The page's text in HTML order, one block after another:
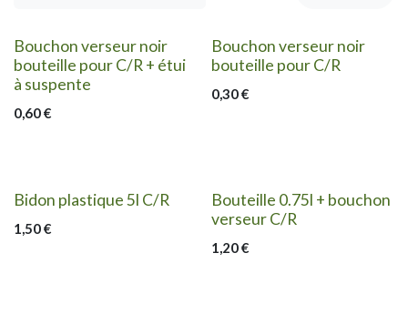
Bouchon verseur noir
bouteille pour C/R + étui
à suspente
0,60€
Bouchon verseur noir
bouteille pour C/R
0,30€
Bidon plastique 5l C/R
1,50€
Bouteille 0.75l + bouchon
verseur C/R
1,20€